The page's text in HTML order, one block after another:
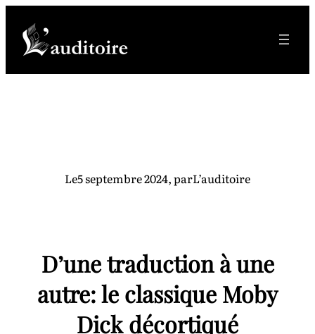
contenu
Le5 septembre 2024, parL’auditoire
D’une traduction à une
autre: le classique Moby
Dick décortiqué